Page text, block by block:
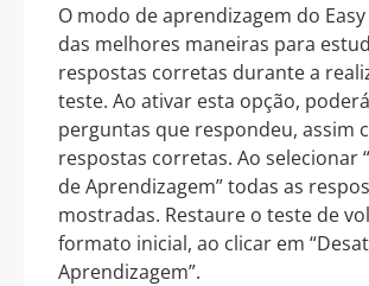
O modo de aprendizagem do
das melhores maneiras para
respostas corretas durante a
teste. Ao ativar esta opção,
perguntas que respondeu, assim
respostas corretas. Ao selecionar
de Aprendizagem” todas as
mostradas. Restaure o teste de
formato inicial, ao clicar em
Aprendizagem”.